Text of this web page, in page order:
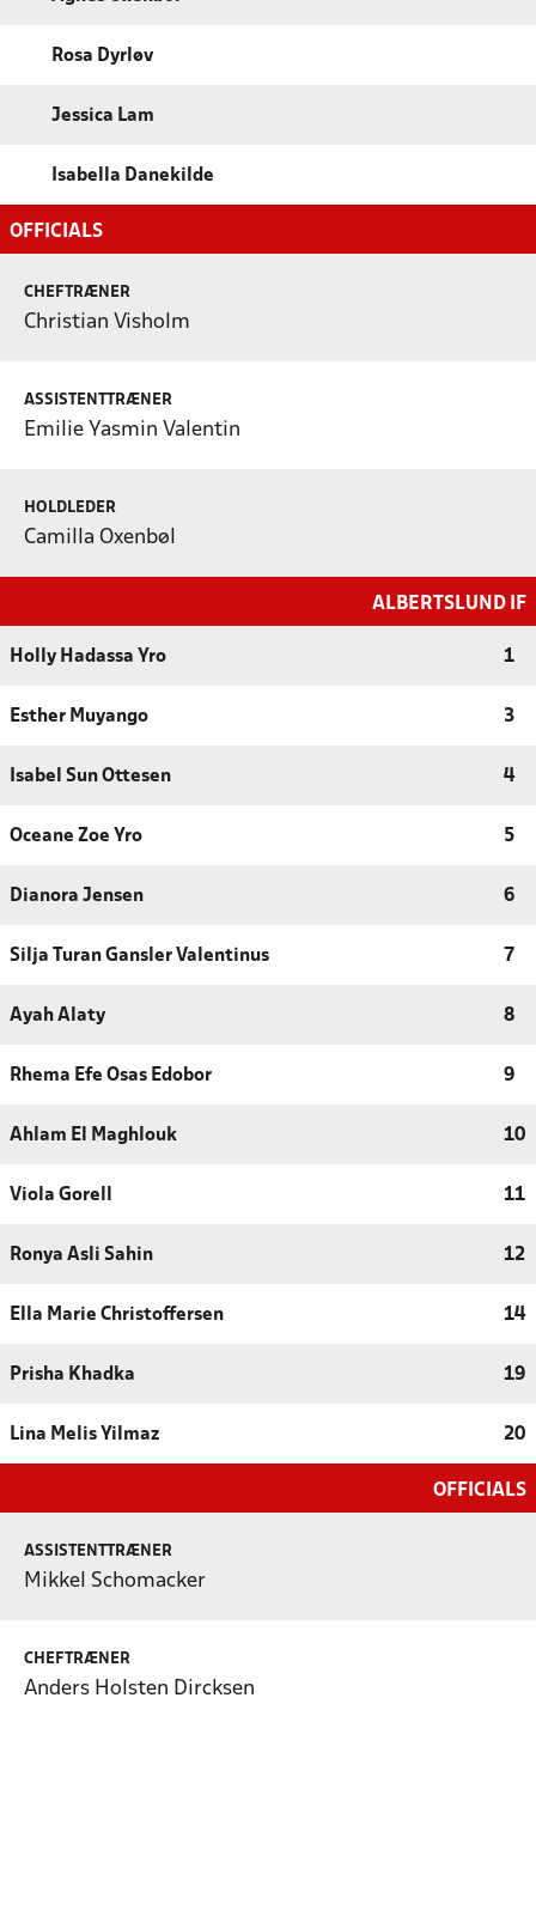
Rosa Dyrløv
Jessica Lam
Isabella Danekilde
OFFICIALS
CHEFTRÆNER
Christian Visholm
ASSISTENTTRÆNER
Emilie Yasmin Valentin
HOLDLEDER
Camilla Oxenbøl
ALBERTSLUND IF
Holly Hadassa Yro 1
Esther Muyango 3
Isabel Sun Ottesen 4
Oceane Zoe Yro 5
Dianora Jensen 6
Silja Turan Gansler Valentinus 7
Ayah Alaty 8
Rhema Efe Osas Edobor 9
Ahlam El Maghlouk 10
Viola Gorell 11
Ronya Asli Sahin 12
Ella Marie Christoffersen 14
Prisha Khadka 19
Lina Melis Yilmaz 20
OFFICIALS
ASSISTENTTRÆNER
Mikkel Schomacker
CHEFTRÆNER
Anders Holsten Dircksen